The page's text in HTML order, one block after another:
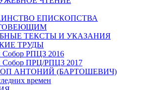
ЕПИСКОПСТВА
ТЕКСТЫ И УКАЗАНИЯ
ТРУДЫ
Собор РПЦЗ 2016
Собор ПРЦ/РПЦЗ 2017
АНТОНИЙ (БАРТОШЕВИЧ)
времен